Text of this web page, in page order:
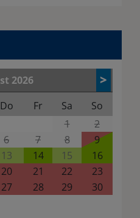
2026
Do Fr Sa
So
1
2
6 7 8
9
13 14 15
16
20 21 22
23
27 28 29
30
>